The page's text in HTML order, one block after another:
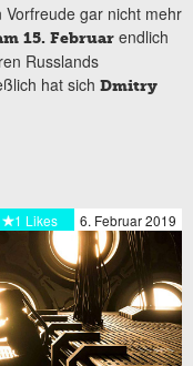
gar nicht mehr
15. Februar endlich
Russlands
hat sich Dmitry
6. Februar 2019
1 Likes